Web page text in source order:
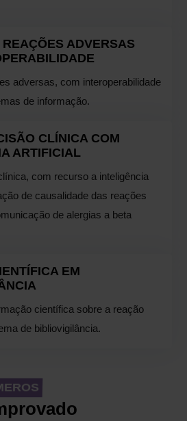
ADVERSAS
adversas, com interoperabilidade
de informação.
CLÍNICA COM
ARTIFICIAL
com recurso a inteligência
de causalidade das reações
de alergias a beta
EM
científica sobre a reação
de bibliovigilância.